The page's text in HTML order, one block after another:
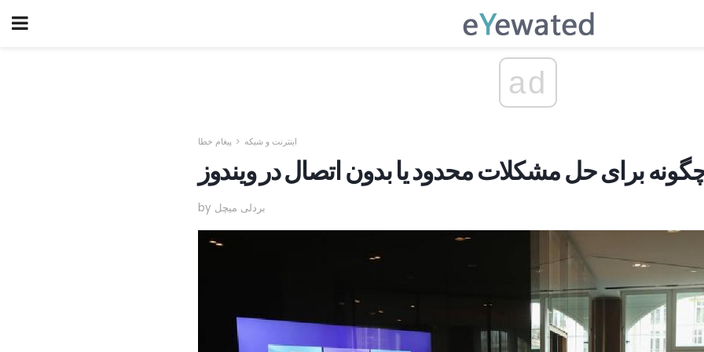
ad
اینترنت و شبکه پیغام خطا
برای حل مشکلات محدود یا بدون اتصال در ویندوز
by بردلی میچل